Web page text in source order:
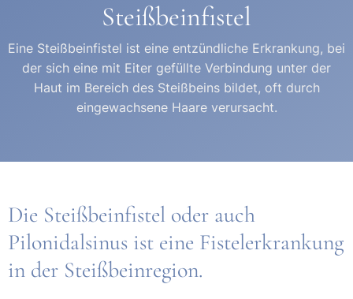
Steißbeinfistel
Eine Steißbeinfistel ist eine entzündliche Erkrankung, bei
der sich eine mit Eiter gefüllte Verbindung unter der
Haut im Bereich des Steißbeins bildet, oft durch
eingewachsene Haare verursacht.
Die Steißbeinfistel oder auch
Pilonidalsinus ist eine Fistelerkrankung
in der Steißbeinregion.